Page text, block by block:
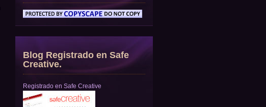
Blog Registrado en Safe
Creative.
Registrado en Safe Creative